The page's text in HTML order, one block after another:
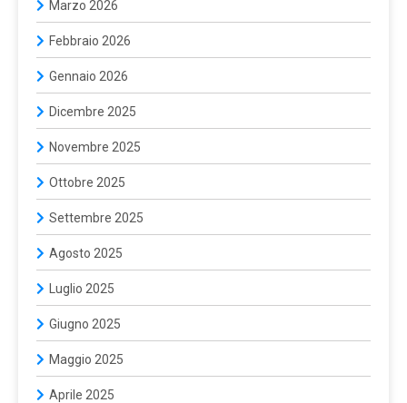
Marzo 2026
Febbraio 2026
Gennaio 2026
Dicembre 2025
Novembre 2025
Ottobre 2025
Settembre 2025
Agosto 2025
Luglio 2025
Giugno 2025
Maggio 2025
Aprile 2025